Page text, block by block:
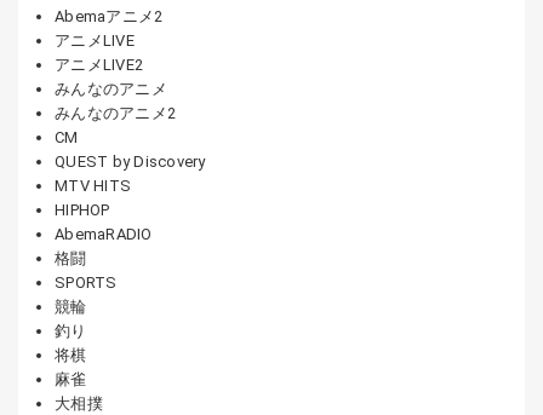
Abemaアニメ2
アニメLIVE
アニメLIVE2
みんなのアニメ
みんなのアニメ2
CM
QUEST by Discovery
MTV HITS
HIPHOP
AbemaRADIO
格闘
SPORTS
競輪
釣り
将棋
麻雀
大相撲